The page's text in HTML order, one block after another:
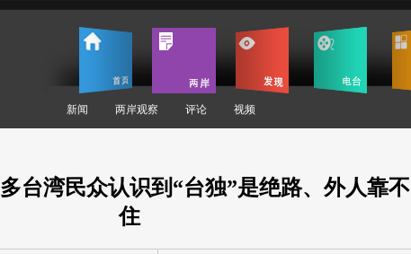
新闻 两岸观察 评论 视频
台湾民众认识到“台独”是绝路、外人靠不
住